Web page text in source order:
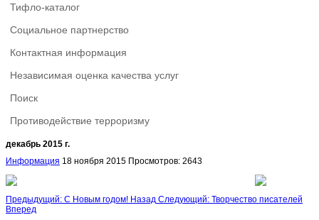
Тифло-каталог
Социальное партнерство
Контактная информация
Независимая оценка качества услуг
Поиск
Противодействие терроризму
декабрь 2015 г.
Информация 18 ноября 2015 Просмотров: 2643
Предыдущий: С Новым годом! Назад Следующий: Творчество писателей
Вперед